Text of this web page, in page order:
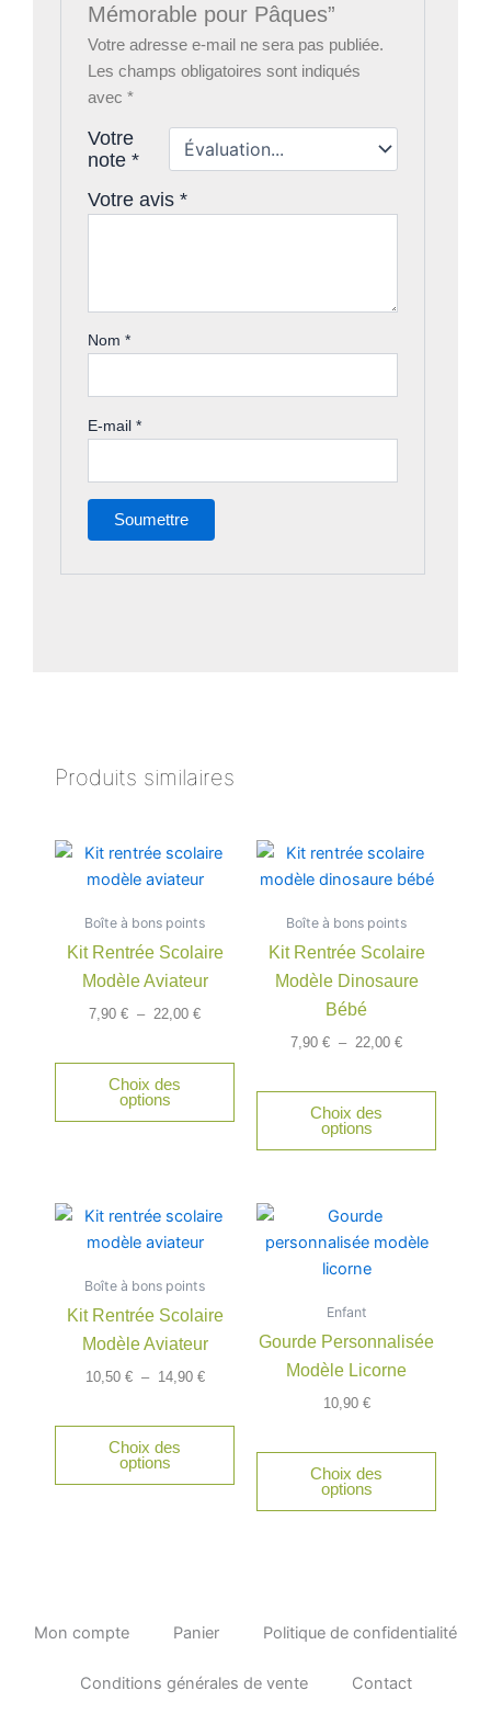
Mémorable pour Pâques”
Votre adresse e-mail ne sera pas publiée.
Les champs obligatoires sont indiqués
avec*
Votre
note*
Votre avis*
Nom*
E-mail*
Produits similaires
Boîte à bons points
Kit Rentrée Scolaire
Modèle Aviateur
7,90 € – 22,00 €
Plage
prix :
à
Choix des
options
produit
plusieurs
variations.
peuvent
être
choisies
produit
Boîte à bons points
Kit Rentrée Scolaire
Modèle Dinosaure
Bébé
7,90 € – 22,00 €
Plage
prix :
à
Choix des
options
Boîte à bons points
Kit Rentrée Scolaire
Modèle Aviateur
10,50 € – 14,90 €
Plage
à
Choix des
options
produit
Les
options
être
choisies
Enfant
Gourde Personnalisée
Modèle Licorne
10,90 €
Choix des
options
Mon compte Panier Politique de confidentialité
Conditions générales de vente Contact